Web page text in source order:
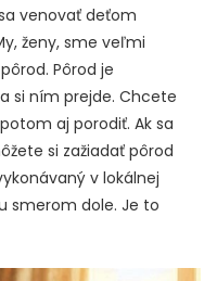
venovať deťom
ženy, sme veľmi
Pôrod je
si ním prejde. Chcete
aj porodiť. Ak sa
si zažiadať pôrod
v lokálnej
smerom dole. Je to